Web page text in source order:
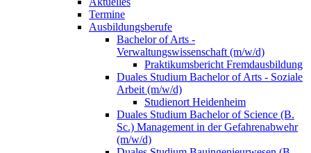
Termine
Ausbildungsberufe
Bachelor of Arts -
Verwaltungswissenschaft (m/w/d)
Praktikumsbericht Fremdausbildung
Duales Studium Bachelor of Arts - Soziale
Arbeit (m/w/d)
Studienort Heidenheim
Duales Studium Bachelor of Science (B.
Sc.) Management in der Gefahrenabwehr
(m/w/d)